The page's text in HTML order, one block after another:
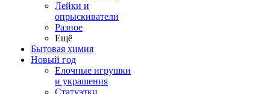
Лейки и
опрыскиватели
Разное
Ещё
Бытовая химия
Новый год
Елочные игрушки
и украшения
Статуэтки,